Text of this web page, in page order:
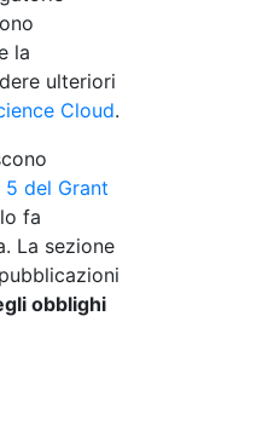
la
ulteriori
Cloud.
del Grant
fa
La sezione
obblighi